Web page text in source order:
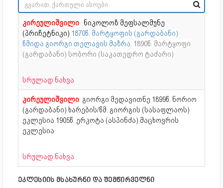
კირეულიშვილი ნიკოლოზ მეფსალმუნე
(პრიჩეტნიკი) 1870წ. მარტყოფის (გარდაბანი)
წმიდა გიორგი თელავის მაზრა. 1890წ. მარტყოფი
(გარდაბანი) სობორი (საკათედრო ტაძარი)
სრულად ნახვა
კირეულიშვილი გიორგი მედავითნე 1899წ. ნორიო
(გარდაბანი) ხარების/წმ. გიორგის (სასაფლაოს)
ეკლესია 1905წ. ერკოტა (ასპინძა) მაცხოვრის
ეკლესია
სრულად ნახვა
ეკლესიის მსახურნი და შემწირველნი